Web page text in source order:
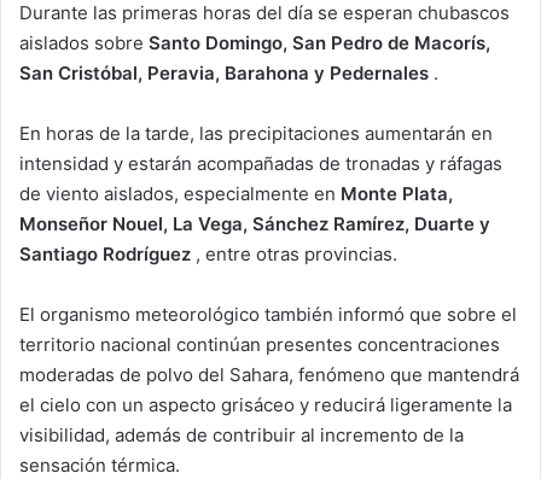
Durante las primeras horas del día se esperan chubascos
aislados sobre Santo Domingo, San Pedro de Macorís,
San Cristóbal, Peravia, Barahona y Pedernales .
En horas de la tarde, las precipitaciones aumentarán en
intensidad y estarán acompañadas de tronadas y ráfagas
de viento aislados, especialmente en Monte Plata,
Monseñor Nouel, La Vega, Sánchez Ramírez, Duarte y
Santiago Rodríguez , entre otras provincias.
El organismo meteorológico también informó que sobre el
territorio nacional continúan presentes concentraciones
moderadas de polvo del Sahara, fenómeno que mantendrá
el cielo con un aspecto grisáceo y reducirá ligeramente la
visibilidad, además de contribuir al incremento de la
sensación térmica.